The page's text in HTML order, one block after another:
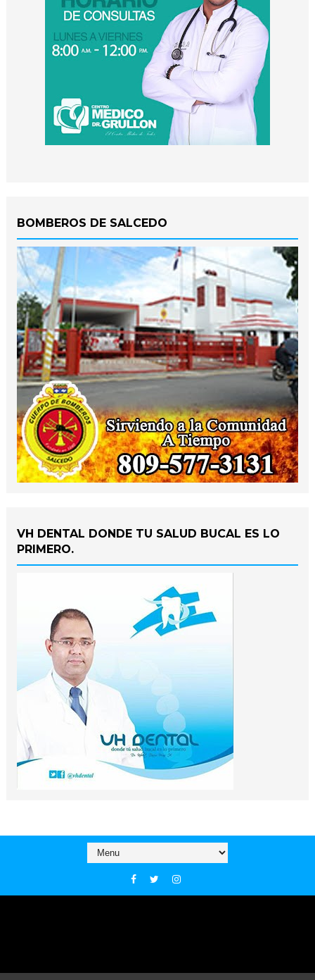
BOMBEROS DE SALCEDO
VH DENTAL DONDE TU SALUD BUCAL ES LO
PRIMERO.